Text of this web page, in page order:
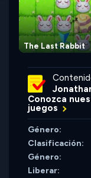
The Last Rabbit
Conozca
juegos
Género:
Clasificación:
Género:
Liberar: